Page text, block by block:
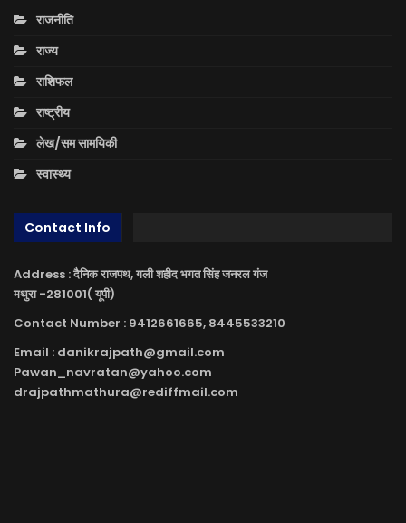
राजनीति
राज्य
राशिफल
राष्ट्रीय
लेख/सम सामयिकी
स्वास्थ्य
Contact Info
Address : दैनिक राजपथ, गली शहीद भगत सिंह जनरल गंज
मथुरा -281001( यूपी)
Contact Number : 9412661665, 8445533210
Email : danikrajpath@gmail.com
Pawan_navratan@yahoo.com
drajpathmathura@rediffmail.com